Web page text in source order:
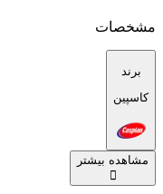
مشخصات
برند
کاسپین
مشاهده بیشتر